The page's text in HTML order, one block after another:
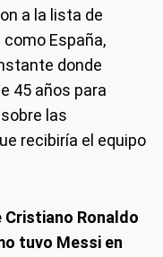
a la lista de
España,
donde
45 años para
las
recibiría el equipo
Cristiano Ronaldo
tuvo Messi en